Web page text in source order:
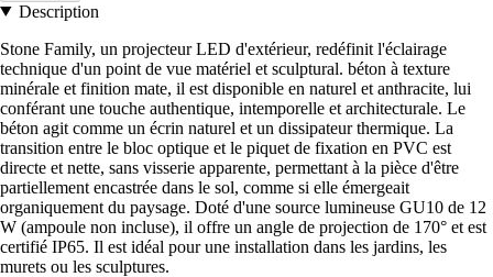
Description
Stone Family, un projecteur LED d'extérieur, redéfinit l'éclairage
technique d'un point de vue matériel et sculptural. béton à texture
minérale et finition mate, il est disponible en naturel et anthracite, lui
conférant une touche authentique, intemporelle et architecturale. Le
béton agit comme un écrin naturel et un dissipateur thermique. La
transition entre le bloc optique et le piquet de fixation en PVC est
directe et nette, sans visserie apparente, permettant à la pièce d'être
partiellement encastrée dans le sol, comme si elle émergeait
organiquement du paysage. Doté d'une source lumineuse GU10 de 12
W (ampoule non incluse), il offre un angle de projection de 170° et est
certifié IP65. Il est idéal pour une installation dans les jardins, les
murets ou les sculptures.